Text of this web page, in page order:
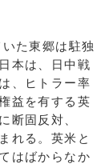
た東郷は駐独
本は、日中戦
、ヒトラー率
益を有する英
断固反対、
れる。英米と
はばからなか